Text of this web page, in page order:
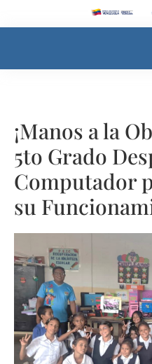
¡Manos a la
5to Grado
Computador
su